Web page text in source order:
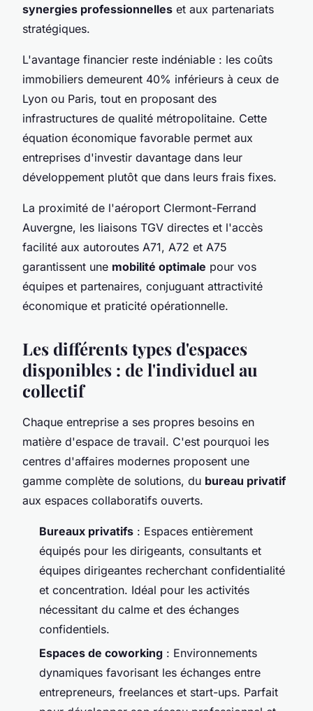
synergies professionnelles et aux partenariats
stratégiques.
L'avantage financier reste indéniable : les coûts
immobiliers demeurent 40% inférieurs à ceux de
Lyon ou Paris, tout en proposant des
infrastructures de qualité métropolitaine. Cette
équation économique favorable permet aux
entreprises d'investir davantage dans leur
développement plutôt que dans leurs frais fixes.
La proximité de l'aéroport Clermont-Ferrand
Auvergne, les liaisons TGV directes et l'accès
facilité aux autoroutes A71, A72 et A75
garantissent une mobilité optimale pour vos
équipes et partenaires, conjuguant attractivité
économique et praticité opérationnelle.
Les différents types d'espaces
disponibles : de l'individuel au
collectif
Chaque entreprise a ses propres besoins en
matière d'espace de travail. C'est pourquoi les
centres d'affaires modernes proposent une
gamme complète de solutions, du bureau privatif
aux espaces collaboratifs ouverts.
Bureaux privatifs : Espaces entièrement
équipés pour les dirigeants, consultants et
équipes dirigeantes recherchant confidentialité
et concentration. Idéal pour les activités
nécessitant du calme et des échanges
confidentiels.
Espaces de coworking : Environnements
dynamiques favorisant les échanges entre
entrepreneurs, freelances et start-ups. Parfait